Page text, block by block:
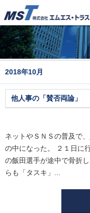
2018年10月
他人事の「賛否両論」
ネットやＳＮＳの普及で
の中になった。 ２１日に
の飯田選手が途中で骨折
らも「タスキ」...